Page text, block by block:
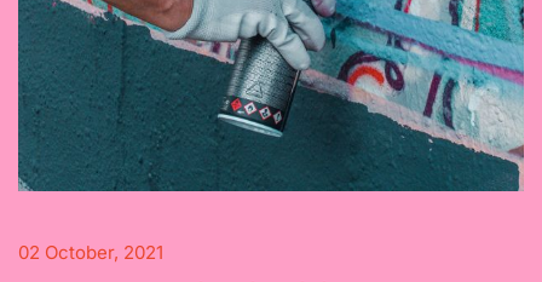
02 October, 2021